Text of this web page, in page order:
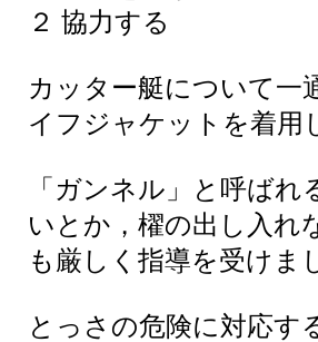
２ 協力する
カッター艇について一
イフジャケットを着用
「ガンネル」と呼ば
いとか，櫂の出し入れ
も厳しく指導を受けま
とっさの危険に対応す